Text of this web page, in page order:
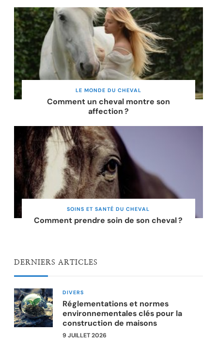
LE MONDE DU CHEVAL
Comment un cheval montre son
affection ?
SOINS ET SANTÉ DU CHEVAL
Comment prendre soin de son cheval ?
DERNIERS ARTICLES
DIVERS
Réglementations et normes
environnementales clés pour la
construction de maisons
9 JUILLET 2026